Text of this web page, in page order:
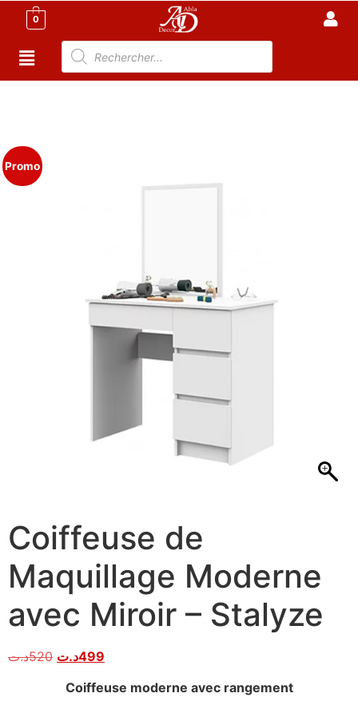
0
Promo
Coiffeuse de
Maquillage Moderne
avec Miroir – Stalyze
520د.ت 499د.ت
Coiffeuse moderne avec rangement